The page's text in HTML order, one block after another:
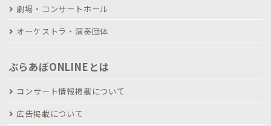
劇場・コンサートホール
オーケストラ・演奏団体
ぶらあぼONLINEとは
コンサート情報掲載について
広告掲載について